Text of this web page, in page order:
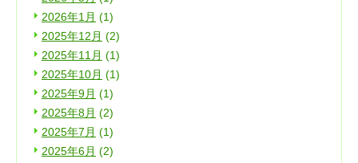
2026年1月 (1)
2025年12月 (2)
2025年11月 (1)
2025年10月 (1)
2025年9月 (1)
2025年8月 (2)
2025年7月 (1)
2025年6月 (2)